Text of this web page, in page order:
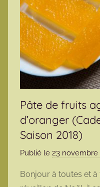
Pâte de fruits
d’oranger
Saison 2018)
Publié le 23 novembre
Bonjour à toutes et